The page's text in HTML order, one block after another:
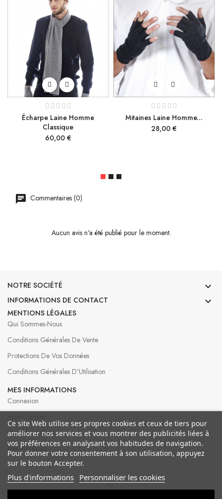
Écharpe Laine Homme
Classique
Prix
60,00 €
Mitaines Laine Homme...
Prix
28,00 €
Commentaires (0)
Aucun avis n'a été publié pour le moment.
NOTRE SOCIÉTÉ 
INFORMATIONS DE CONTACT 
MENTIONS LÉGALES
Qui Sommes-Nous
Conditions Générales De Vente
Protections De Vos Données
Conditions Générales D'Utilisation
MES INFORMATIONS
Connexion
Mes Informations
Mes Adresses
Ce site Web utilise ses propres cookies et ceux de tiers pour
améliorer nos services et vous montrer des publicités liées à
vos préférences en analysant vos habitudes de navigation.
Pour donner votre consentement à son utilisation, appuyez
sur le bouton Accepter.
Plus d'informations Personnaliser les cookies